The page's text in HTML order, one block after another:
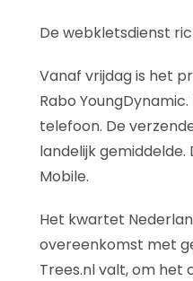
De webkletsdienst
Vanaf vrijdag is het
Rabo
telefoon. De
landelijk
Mobile.
Het kwartet
overeenkomst met
Trees.nl valt, om